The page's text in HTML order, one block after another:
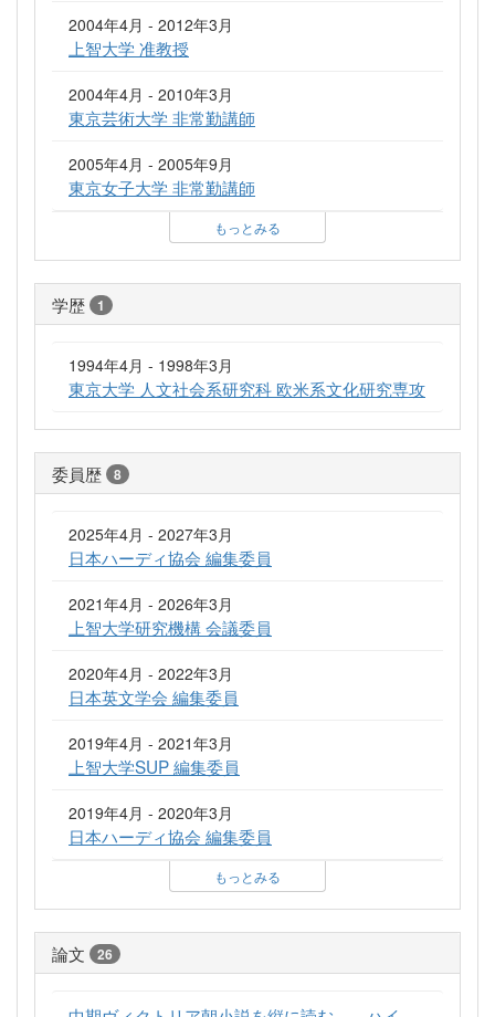
2004年4月 - 2012年3月
上智大学 准教授
2004年4月 - 2010年3月
東京芸術大学 非常勤講師
2005年4月 - 2005年9月
東京女子大学 非常勤講師
もっとみる
学歴 1
1994年4月 - 1998年3月
東京大学 人文社会系研究科 欧米系文化研究専攻
委員歴 8
2025年4月 - 2027年3月
日本ハーディ協会 編集委員
2021年4月 - 2026年3月
上智大学研究機構 会議委員
2020年4月 - 2022年3月
日本英文学会 編集委員
2019年4月 - 2021年3月
上智大学SUP 編集委員
2019年4月 - 2020年3月
日本ハーディ協会 編集委員
もっとみる
論文 26